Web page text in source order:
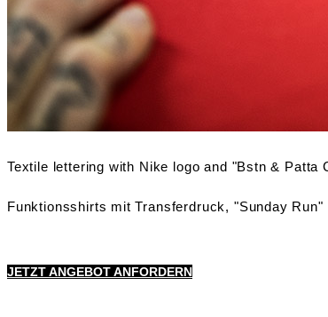
JETZT ANGEBOT ANFORDERN